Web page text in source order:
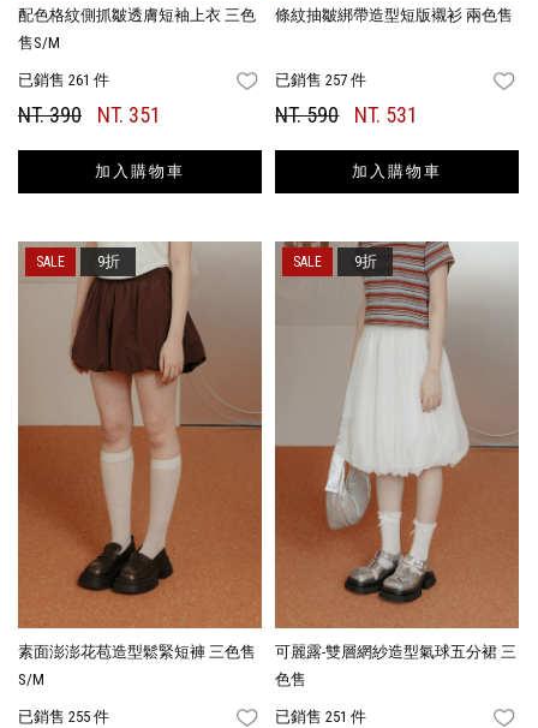
配色格紋側抓皺透膚短袖上衣 三色
售S/M
已銷售 261 件 FAVORITES
NT. 390 NT. 351
加入購物車
條紋抽皺綁帶造型短版襯衫 兩色售
已銷售 257 件
NT. 590 NT. 531
加入購物車
素面澎澎花苞造型鬆緊短褲 三色售
S/M
已銷售 255 件 FAVORITES
9折
可麗露-雙層網紗造型氣球五分裙 三
色售
已銷售 251 件
9折